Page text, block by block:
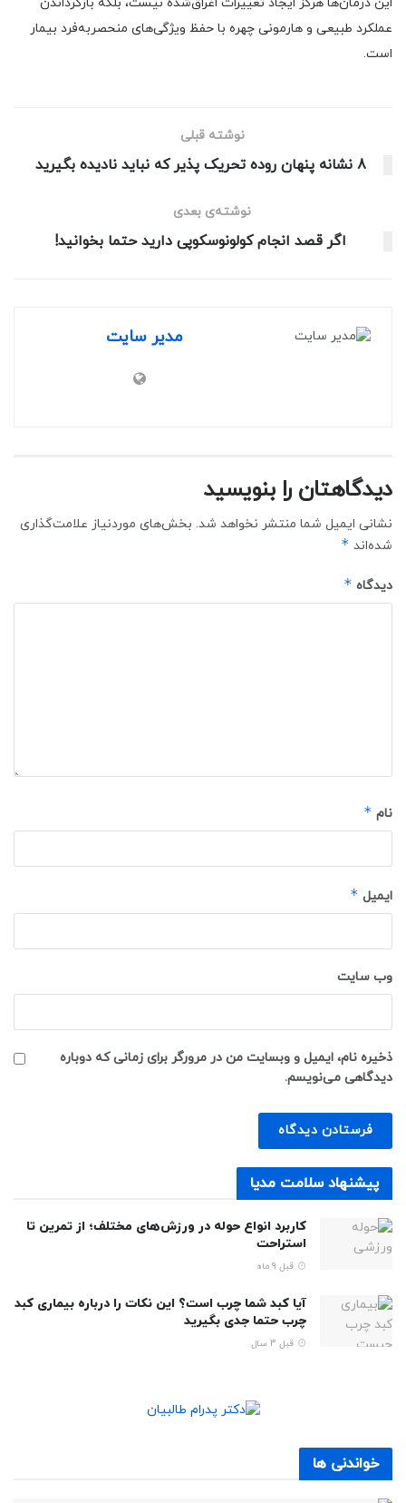
عملکرد طبیعی و هارمونی چهره با حفظ ویژگی‌های منحصر‌به‌فرد بیمار
است.
نوشته قبلی
8 نشانه پنهان روده تحریک پذیر که نباید نادیده بگیرید
نوشته‌ی بعدی
اگر قصد انجام کولونوسکوپی دارید حتما بخوانید!
مدیر سایت
دیدگاهتان را بنویسید
نشانی ایمیل شما منتشر نخواهد شد. بخش‌های موردنیاز علامت‌گذاری
شده‌اند *
دیدگاه *
نام *
ایمیل *
وب‌ سایت
ذخیره نام، ایمیل و وبسایت من در مرورگر برای زمانی که دوباره
دیدگاهی می‌نویسم.
پیشنهاد سلامت مدیا
کاربرد انواع حوله در ورزش‌های مختلف؛ از تمرین تا
استراحت
قبل 9 ماه
آیا کبد شما چرب است؟ این نکات را درباره بیماری کبد
چرب حتما جدی بگیرید
قبل 3 سال
خواندنی ها